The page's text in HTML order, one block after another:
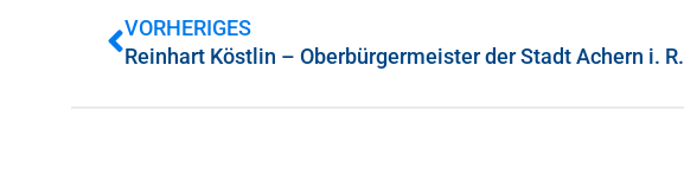
VORHERIGES
Reinhart Köstlin – Oberbürgermeister der Stadt Achern i. R.